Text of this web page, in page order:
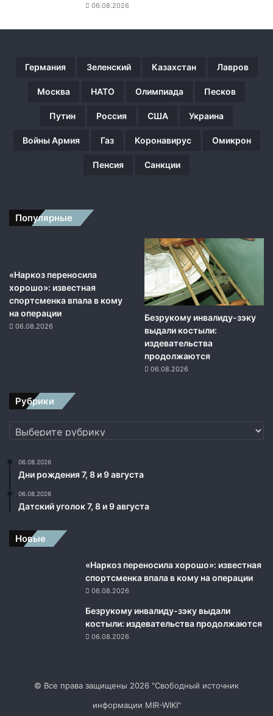
й
06.08.2026
Германия Зеленский Казахстан Лавров
Москва НАТО Олимпиада Песков
Путин Россия США Украина
Войны Армия Газ Коронавирус Омикрон
Пенсия Санкции
Популярные
«Наркоз переносила
хорошо»: известная
спортсменка впала в кому
на операции
06.08.2026
Безрукому инвалиду-зэку
выдали костыли:
издевательства
продолжаются
06.08.2026
Рубрики
Рубрики
06.08.2026
Дни рождения 7, 8 и 9 августа
06.08.2026
Датский уголок 7, 8 и 9 августа
Новые
«Наркоз переносила хорошо»: известная
спортсменка впала в кому на операции
06.08.2026
Безрукому инвалиду-зэку выдали
костыли: издевательства продолжаются
06.08.2026
© Все права защищены 2026 "Свободный источник
информации MIR-WIKI"